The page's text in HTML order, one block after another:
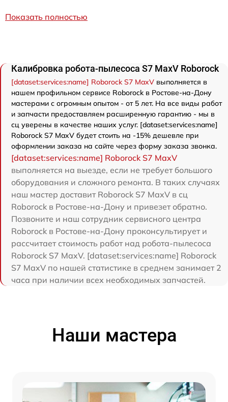
Показать полностью
Калибровка робота-пылесоса S7 MaxV Roborock
[dataset:services:name] Roborock S7 MaxV выполняется в
нашем профильном сервисе Roborock в Ростове-на-Дону
мастерами с огромным опытом - от 5 лет. На все виды работ
и запчасти предоставляем расширенную гарантию - мы в
сц уверены в качестве наших услуг. [dataset:services:name]
Roborock S7 MaxV будет стоить на -15% дешевле при
оформлении заказа на сайте через форму заказа звонка.
[dataset:services:name] Roborock S7 MaxV
выполняется на выезде, если не требует большого
оборудования и сложного ремонта. В таких случаях
наш мастер доставит Roborock S7 MaxV в сц
Roborock в Ростове-на-Дону и привезет обратно.
Позвоните и наш сотрудник сервисного центра
Roborock в Ростове-на-Дону проконсультирует и
рассчитает стоимость работ над робота-пылесоса
Roborock S7 MaxV. [dataset:services:name] Roborock
S7 MaxV по нашей статистике в среднем занимает 2
часа при наличии всех необходимых запчастей.
Наши мастера